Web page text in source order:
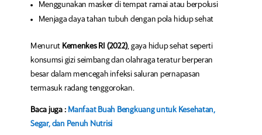
Menggunakan masker di tempat ramai atau berpolusi
Menjaga daya tahan tubuh dengan pola hidup sehat
Menurut Kemenkes RI (2022), gaya hidup sehat seperti
konsumsi gizi seimbang dan olahraga teratur berperan
besar dalam mencegah infeksi saluran pernapasan
termasuk radang tenggorokan.
Baca juga : Manfaat Buah Bengkuang untuk Kesehatan,
Segar, dan Penuh Nutrisi